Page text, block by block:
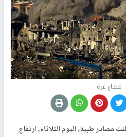
قطاع غزة
مصادر طبية، اليوم الثلاثاء، ارتفاع